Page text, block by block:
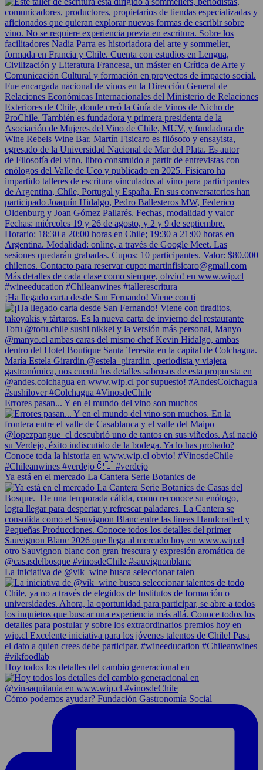
¡Ha llegado carta desde San Fernando! Viene con ti
Errores pasan... Y en el mundo del vino son muchos
Ya está en el mercado La Cantera Serie Botanics de
La iniciativa de @vik_wine busca seleccionar talen
Hoy todos los detalles del cambio generacional en
Cómo podemos ayudar? Fundación Gastronomía Social